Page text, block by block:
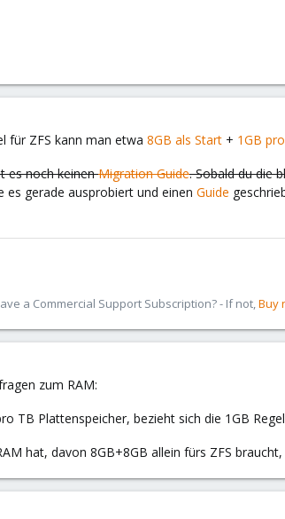
für ZFS kann man etwa 8GB als Start + 1GB
es noch keinenMigration Guide. Sobald du die
es gerade ausprobiert und einen Guide
a Commercial Support Subscription? - If not, Buy
zum RAM:
TB Plattenspeicher, bezieht sich die 1GB
hat, davon 8GB+8GB allein fürs ZFS